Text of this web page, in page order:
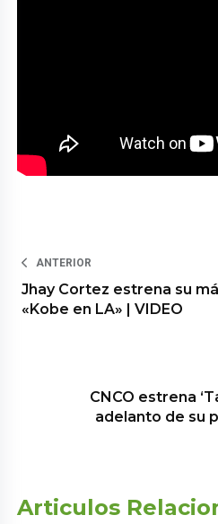
ANTERIOR
Jhay Cortez estrena su
«Kobe en LA» | VIDEO
CNCO estrena
adelanto de su
Articulos